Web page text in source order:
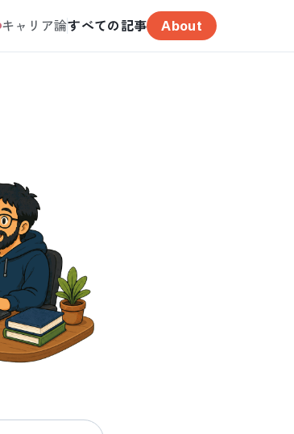
キャリア論すべての記事 About